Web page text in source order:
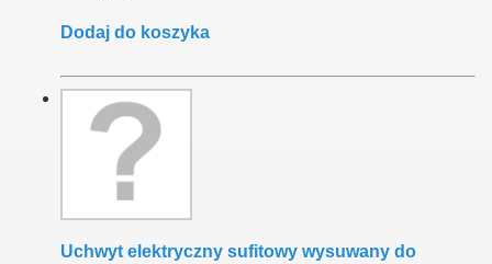
Dodaj do koszyka
Uchwyt elektryczny sufitowy wysuwany do